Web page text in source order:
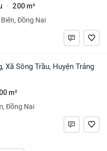
· 200 m²
Đồng Nai
m²
Đồng Nai